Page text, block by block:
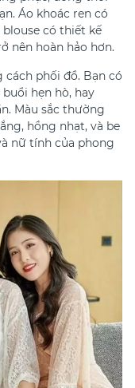
Áo khoác ren có
có thiết kế
nên hoàn hảo hơn.
phối đồ. Bạn có
hẹn hò, hay
Màu sắc thường
hồng nhạt, và be
nữ tính của phong